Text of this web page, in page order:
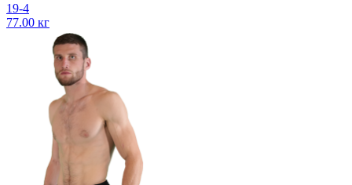
19-4
77.00 кг